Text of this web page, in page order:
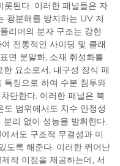
롯된다. 이러한 패널들은 자
광분해를 방지하는 UV 저
리머의 분자 구조는 강한
전통적인 사이딩 및 클래
면 분말화, 소재 취성화를
요소로서, 내구성 장식 패
특징으로 하여 수분 침투와
단한다. 이러한 패널은 북
범위에서도 치수 안정성
리 없이 성능을 발휘한다.
서도 구조적 무결성과 미
도록 해준다. 이러한 뛰어난
적 이점을 제공하는데, 서